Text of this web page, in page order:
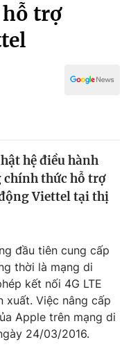
trợ
hệ điều hành
chính thức hỗ trợ
Viettel tại thị
đầu tiên cung cấp
thời là mạng di
kết nối 4G LTE
xuất. Việc nâng cấp
Apple trên mạng di
24/03/2016.